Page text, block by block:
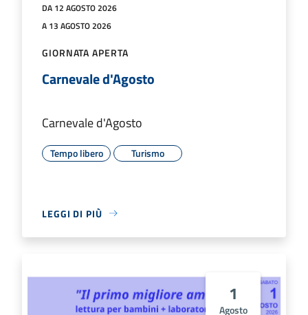
DA 12 AGOSTO 2026
A 13 AGOSTO 2026
GIORNATA APERTA
Carnevale d'Agosto
Carnevale d'Agosto
Tempo libero Turismo
LEGGI DI PIÙ
1
Agosto